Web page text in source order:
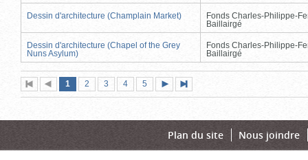
Dessin d'architecture (Champlain Market)
Fonds Charles-Philippe-
Baillairgé
Dessin d'architecture (Chapel of the Grey
Nuns Asylum)
Fonds Charles-Philippe-
Baillairgé
Première
page
Page
précédente
Page
1 (page
actuelle)
Page
2 Page
3 Page
4 Page
5
suivante
page
Plan du site Nous joindre